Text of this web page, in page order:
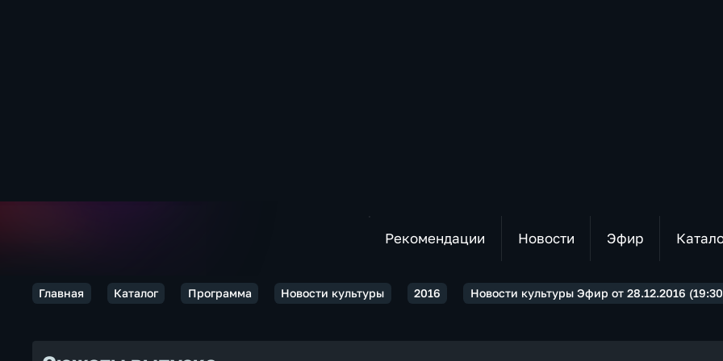
Рекомендации Новости Эфир
Главная Каталог Программа Новости культуры 2016 Новости культуры Эфир от 28.12.2016